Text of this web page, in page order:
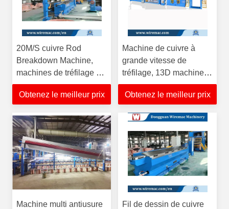
20M/S cuivre Rod
Breakdown Machine,
machines de tréfilage de
PLC de 11 blocs
Obtenez le meilleur prix
Machine de cuivre à
grande vitesse de
tréfilage, 13D machine
de l'en cuivre RBD
Obtenez le meilleur prix
Machine multi antiusure
Fil de dessin de cuivre